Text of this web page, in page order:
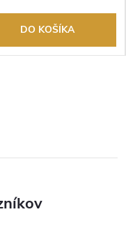
DO KOŠÍKA